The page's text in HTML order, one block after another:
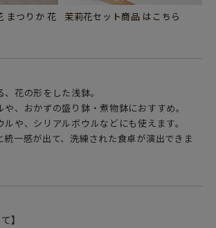
まつりか 花
茉莉花セット商品 はこちら
花の形をした浅鉢。
、おかずの盛り鉢・煮物鉢におすすめ。
や、シリアルボウルなどにも使えます。
統一感が出て、洗練された食卓が演出できま
】